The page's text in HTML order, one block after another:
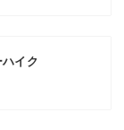
イク